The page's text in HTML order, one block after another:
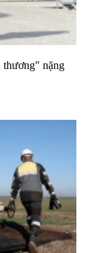
thương" nặng